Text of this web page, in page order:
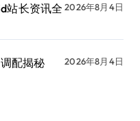
站长资讯全 2026年8月4日
配揭秘 2026年8月4日